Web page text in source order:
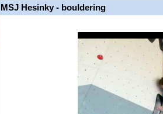
MSJ Hesinky - bouldering